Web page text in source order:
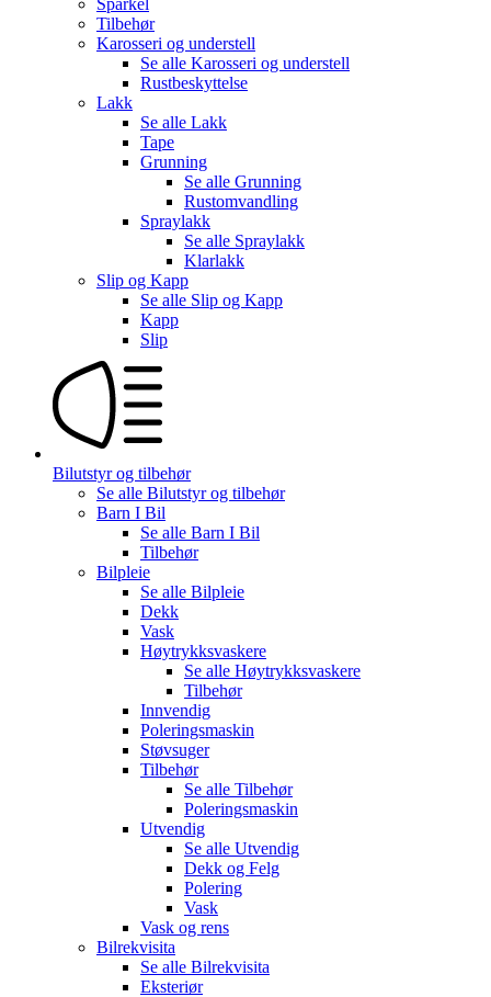
Tilbehør
Karosseri og understell
Se alle Karosseri og understell
Rustbeskyttelse
Lakk
Se alle Lakk
Tape
Grunning
Se alle Grunning
Rustomvandling
Spraylakk
Se alle Spraylakk
Klarlakk
Slip og Kapp
Se alle Slip og Kapp
Kapp
Slip
Bilutstyr og tilbehør
Se alle Bilutstyr og tilbehør
Barn I Bil
Se alle Barn I Bil
Tilbehør
Bilpleie
Se alle Bilpleie
Dekk
Vask
Høytrykksvaskere
Se alle Høytrykksvaskere
Tilbehør
Innvendig
Poleringsmaskin
Støvsuger
Tilbehør
Se alle Tilbehør
Poleringsmaskin
Utvendig
Se alle Utvendig
Dekk og Felg
Polering
Vask
Vask og rens
Bilrekvisita
Se alle Bilrekvisita
Eksteriør